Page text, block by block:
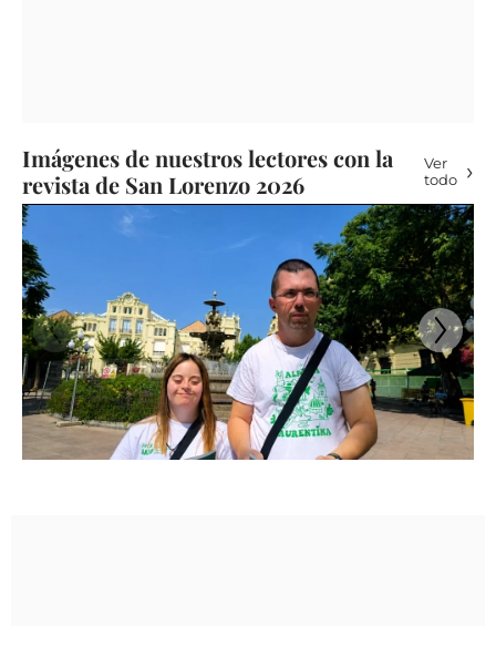
Imágenes de nuestros lectores con la
revista de San Lorenzo 2026
Ver
todo